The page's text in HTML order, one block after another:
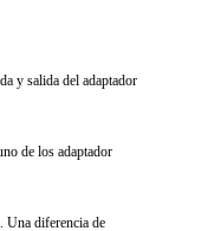
y salida del adaptador
de los adaptador
Una diferencia de